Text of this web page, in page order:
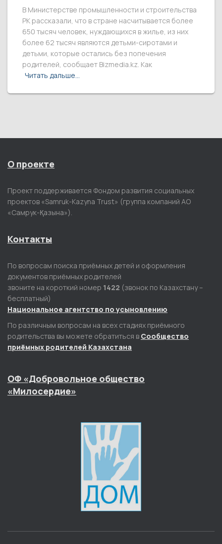
В Министерстве промышленности и строительства
РК рассказали, что в стране насчитывается более
650 тысяч человек, нуждающихся в жилье, из них
более 62 тысяч являются детьми-сиротами и
детьми, которые остались без попечения
родителей, сообщает Bizmedia.kz. Как
Читать дальше…
О проекте
Проект поддерживается Фондом развития социальных
проектов «Samruk-Kazyna Trust» (группа компаний АО
«Самрук-Қазына»).
Контакты
По вопросам поиска приёмных детей и оформления
документов приёмных родителей
звоните на короткий номер 1422 (звонок по Казахстану –
бесплатный)
Национальное агентство по усыновлению
По различным вопросам на всех стадиях приёмного
родительства вы можете обратиться в Сообщество
приёмных родителей Казахстана
ОФ «Добровольное общество
«Милосердие»